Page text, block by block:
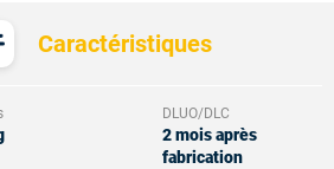
Caractéristiques
DLUO/DLC
2 mois après
fabrication